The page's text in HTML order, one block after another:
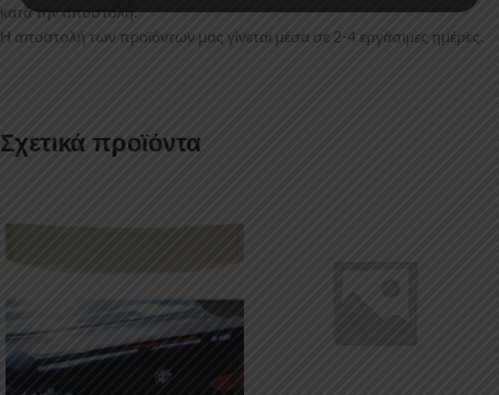
κατά την αποστολή.
Η αποστολή των προϊόντων μας γίνεται μέσα σε 2-4 εργάσιμες ημέρες.
Σχετικά προϊόντα